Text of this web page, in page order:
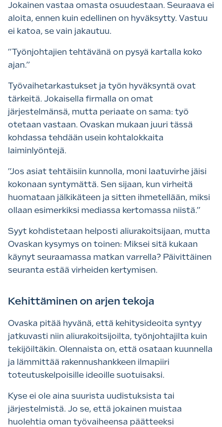
Jokainen vastaa omasta osuudestaan. Seuraava ei
aloita, ennen kuin edellinen on hyväksytty. Vastuu
ei katoa, se vain jakautuu.
”Työnjohtajien tehtävänä on pysyä kartalla koko
ajan.”
Työvaihetarkastukset ja työn hyväksyntä ovat
tärkeitä. Jokaisella firmalla on omat
järjestelmänsä, mutta periaate on sama: työ
otetaan vastaan. Ovaskan mukaan juuri tässä
kohdassa tehdään usein kohtalokkaita
laiminlyöntejä.
”Jos asiat tehtäisiin kunnolla, moni laatuvirhe jäisi
kokonaan syntymättä. Sen sijaan, kun virheitä
huomataan jälkikäteen ja sitten ihmetellään, miksi
ollaan esimerkiksi mediassa kertomassa niistä.”
Syyt kohdistetaan helposti aliurakoitsijaan, mutta
Ovaskan kysymys on toinen: Miksei sitä kukaan
käynyt seuraamassa matkan varrella? Päivittäinen
seuranta estää virheiden kertymisen.
Kehittäminen on arjen tekoja
Ovaska pitää hyvänä, että kehitysideoita syntyy
jatkuvasti niin aliurakoitsijoilta, työnjohtajilta kuin
tekijöiltäkin. Olennaista on, että osataan kuunnella
ja lämmittää rakennushankkeen ilmapiiri
toteutuskelpoisille ideoille suotuisaksi.
Kyse ei ole aina suurista uudistuksista tai
järjestelmistä. Jo se, että jokainen muistaa
huolehtia oman työvaiheensa päätteeksi